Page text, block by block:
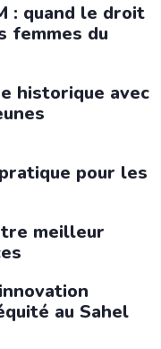
: quand le droit
femmes du
historique avec
pour les
meilleur
au Sahel